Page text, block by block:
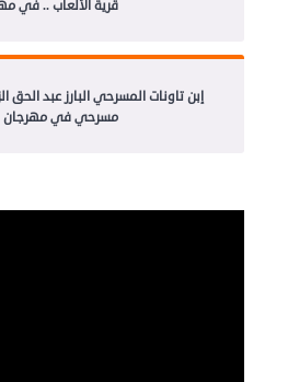
قرية الألعاب .. في
إبن تاونات المسرحي البارز عبد
مسرحي في